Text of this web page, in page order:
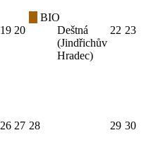
19 20
BIO
Deštná
(Jindřichův
Hradec)
22 23
26 27 28 29 30